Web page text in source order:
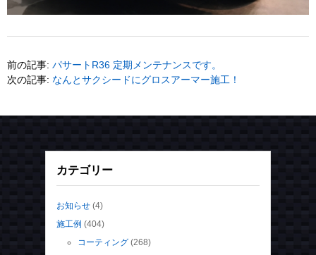
前の記事: パサートR36 定期メンテナンスです。
次の記事: なんとサクシードにグロスアーマー施工！
カテゴリー
お知らせ (4)
施工例 (404)
コーティング (268)